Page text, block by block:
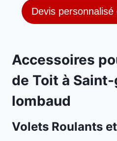
Devis personnalisé
Accessoires
de Toit à
lombaud
Volets Roulants